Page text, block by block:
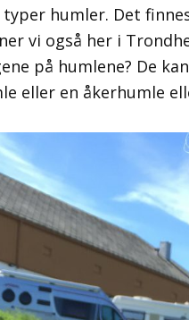
humler. Det
vi også her i
på humlene? De
eller en åkerhumle